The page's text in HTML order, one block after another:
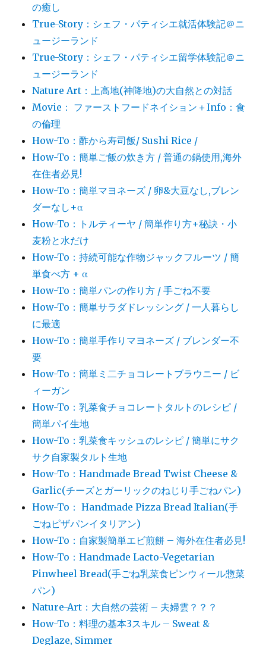
の癒し
True-Story：シェフ・パティシエ就活体験記＠ニ
ュージーランド
True-Story：シェフ・パティシエ留学体験記＠ニ
ュージーランド
Nature Art：上高地(神降地)の大自然との対話
Movie： ファーストフードネイション＋Info：食
の倫理
How-To：酢から寿司飯/ Sushi Rice /
How-To：簡単ご飯の炊き方 / 普通の鍋使用,海外
在住者必見!
How-To：簡単マヨネーズ / 卵&大豆なし,ブレン
ダーなし+α
How-To：トルティーヤ / 簡単作り方+秘訣・小
麦粉と水だけ
How-To：持続可能な作物ジャックフルーツ / 簡
単食べ方 + α
How-To：簡単パンの作り方 / 手ごね不要
How-To：簡単サラダドレッシング / 一人暮らし
に最適
How-To：簡単手作りマヨネーズ / ブレンダー不
要
How-To：簡単ミ二チョコレートブラウニー / ビ
ィーガン
How-To：乳菜食チョコレートタルトのレシピ /
簡単パイ生地
How-To：乳菜食キッシュのレシピ / 簡単にサク
サク自家製タルト生地
How-To：Handmade Bread Twist Cheese &
Garlic(チーズとガーリックのねじり手ごねパン)
How-To： Handmade Pizza Bread Italian(手
ごねピザパンイタリアン)
How-To：自家製簡単エビ煎餅 – 海外在住者必見!
How-To：Handmade Lacto-Vegetarian
Pinwheel Bread(手ごね乳菜食ピンウィール惣菜
パン)
Nature-Art：大自然の芸術 – 夫婦雲？？？
How-To：料理の基本3スキル – Sweat &
Deglaze, Simmer